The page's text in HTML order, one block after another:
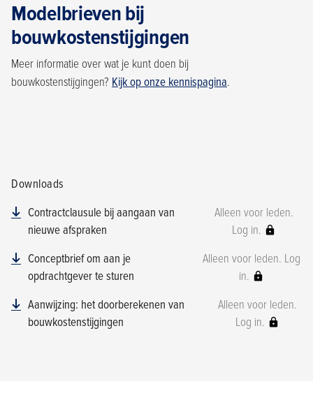
Modelbrieven bij
bouwkostenstijgingen
Meer informatie over wat je kunt doen bij
bouwkostenstijgingen? Kijk op onze kennispagina.
Downloads
Contractclausule bij aangaan van
nieuwe afspraken
Alleen voor leden.
Log in.
Conceptbrief om aan je
opdrachtgever te sturen
Alleen voor leden. Log
in.
Aanwijzing: het doorberekenen van
bouwkostenstijgingen
Alleen voor leden.
Log in.